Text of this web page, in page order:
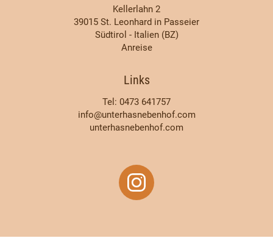
Kellerlahn 2
39015 St. Leonhard in Passeier
Südtirol - Italien (BZ)
Anreise
Links
Tel: 0473 641757
info@unterhasnebenhof.com
unterhasnebenhof.com